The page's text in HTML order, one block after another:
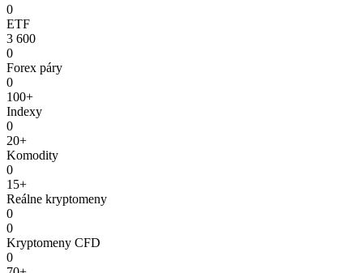
0
ETF
3 600
0
Forex páry
0
100+
Indexy
0
20+
Komodity
0
15+
Reálne kryptomeny
0
0
Kryptomeny CFD
0